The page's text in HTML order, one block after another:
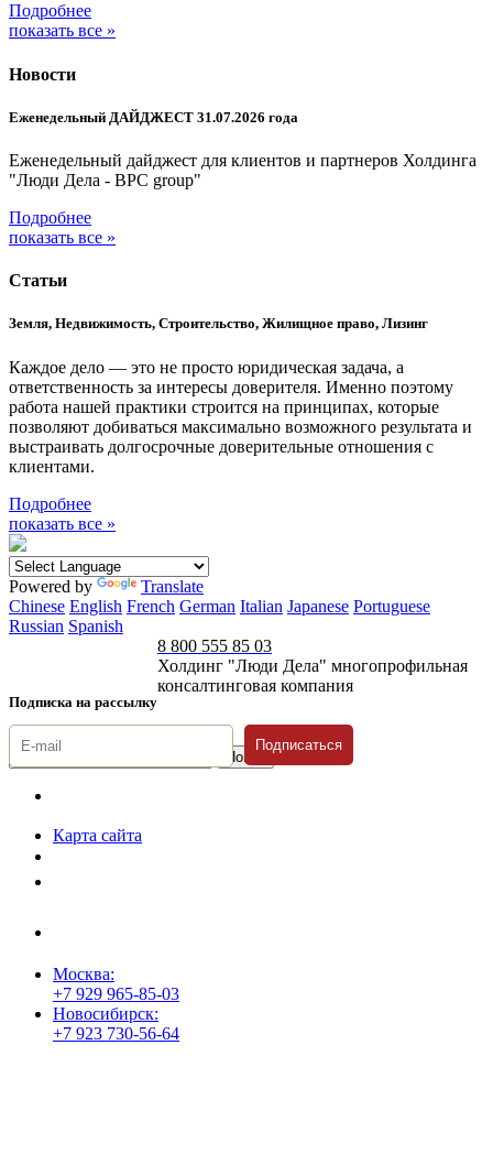
Подробнее
показать все »
Новости
Еженедельный ДАЙДЖЕСТ 31.07.2026 года
Еженедельный дайджест для клиентов и партнеров Холдинга
"Люди Дела - BPC group"
Подробнее
показать все »
Статьи
Земля, Недвижимость, Строительство, Жилищное право, Лизинг
Каждое дело — это не просто юридическая задача, а
ответственность за интересы доверителя. Именно поэтому
работа нашей практики строится на принципах, которые
позволяют добиваться максимально возможного результата и
выстраивать долгосрочные доверительные отношения с
клиентами.
Подробнее
показать все »
Powered by
Translate
Chinese English French German Italian Japanese Portuguese
Russian Spanish
Подписка на рассылку
8 800 555 85 03
Холдинг "Люди Дела" многопрофильная
консалтинговая компания
Подписаться
Карта сайта
Москва:
+7 929 965-85-03
Новосибирск:
+7 923 730-56-64